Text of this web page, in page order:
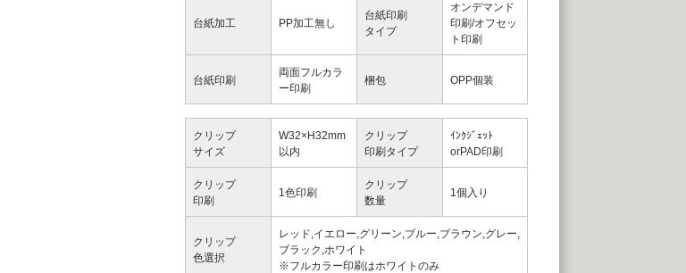
台紙加工 PP加工無し
台紙印刷
タイプ
オンデマンド
印刷/オフセッ
ト印刷
台紙印刷
両面フルカラ
ー印刷
梱包 OPP個装
クリップ
サイズ
W32×H32mm
以内
クリップ
印刷タイプ
ｲﾝｸｼﾞｪｯﾄ
orPAD印刷
クリップ
印刷
1色印刷
クリップ
数量
1個入り
クリップ
色選択
レッド,イエロー,グリーン,ブルー,ブラウン,グレー,
ブラック,ホワイト
※フルカラー印刷はホワイトのみ